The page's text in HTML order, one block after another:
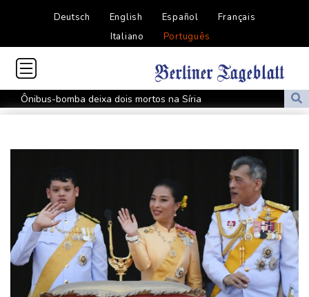
Deutsch English Español
Français
Italiano
Português
Ônibus-bomba deixa dois mortos na Síria
Rodrigo Paz defende sua gestão nos primeiros nove meses à
Ex-Inter, Enner Valencia é anunciado pelo Boca Juniors
EUA saúdam chegada de opositora à Venezuela para iniciar
diálogo
França anuncia caso de hantavírus da cepa Andes em turista
franco-argentino
Rodri dá sinal verde ao Barcelona para negociar com o
Manchester City
Autoridades registram um caso de sarampo em parque da